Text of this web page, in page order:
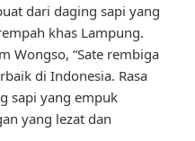
dari daging sapi yang
khas Lampung.
Wongso, “Sate rembiga
di Indonesia. Rasa
sapi yang empuk
yang lezat dan